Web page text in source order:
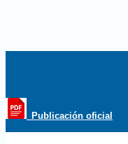
_Publicación oficial